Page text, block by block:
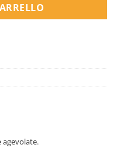
agevolate.